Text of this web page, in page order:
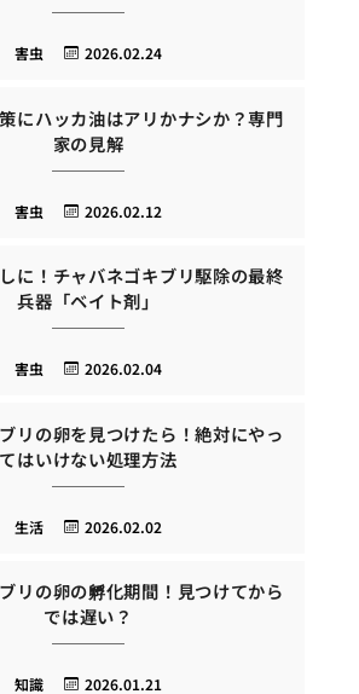
2026.02.24
害虫
にハッカ油はアリかナシか？専門
家の見解
2026.02.12
害虫
に！チャバネゴキブリ駆除の最終
兵器「ベイト剤」
2026.02.04
害虫
リの卵を見つけたら！絶対にやっ
てはいけない処理方法
2026.02.02
生活
リの卵の孵化期間！見つけてから
では遅い？
2026.01.21
知識